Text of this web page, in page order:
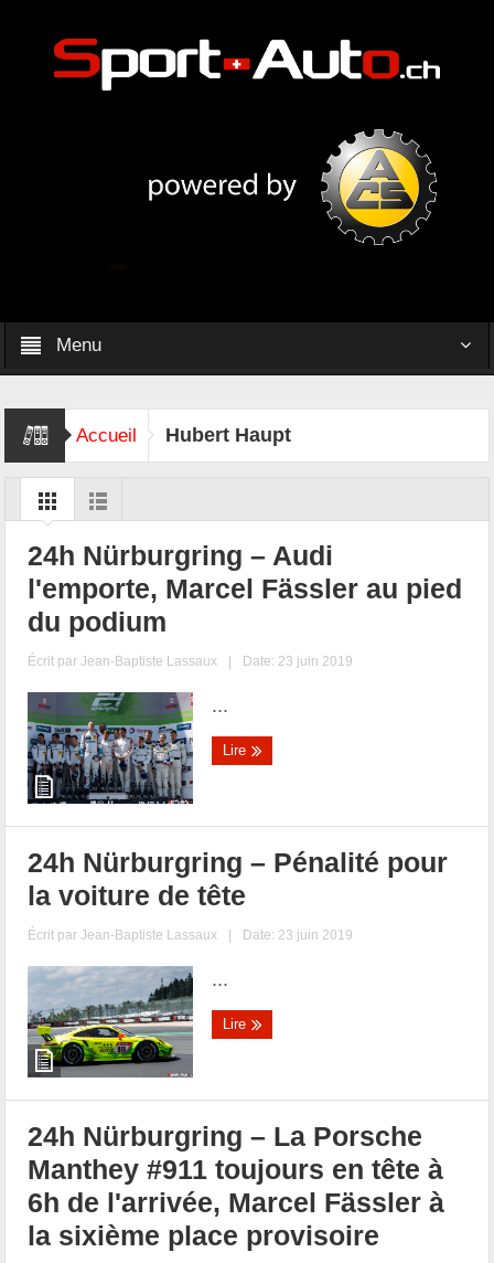
Menu
Accueil Hubert Haupt
24h Nürburgring – Audi
l'emporte, Marcel Fässler au pied
du podium
Écrit parJean-Baptiste Lassaux | Date: 23 juin 2019
...
Lire
24h Nürburgring – Pénalité pour
la voiture de tête
Écrit parJean-Baptiste Lassaux | Date: 23 juin 2019
...
Lire
24h Nürburgring – La Porsche
Manthey #911 toujours en tête à
6h de l'arrivée, Marcel Fässler à
la sixième place provisoire